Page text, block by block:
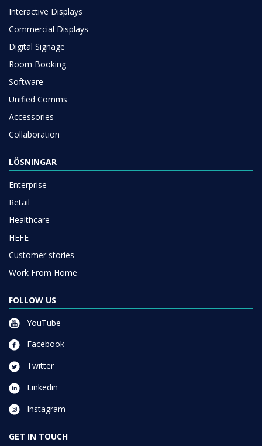
Interactive Displays
Commercial Displays
Digital Signage
Room Booking
Software
Unified Comms
Accessories
Collaboration
LÖSNINGAR
Enterprise
Retail
Healthcare
HEFE
Customer stories
Work From Home
FOLLOW US
YouTube
Facebook
Twitter
Linkedin
Instagram
GET IN TOUCH